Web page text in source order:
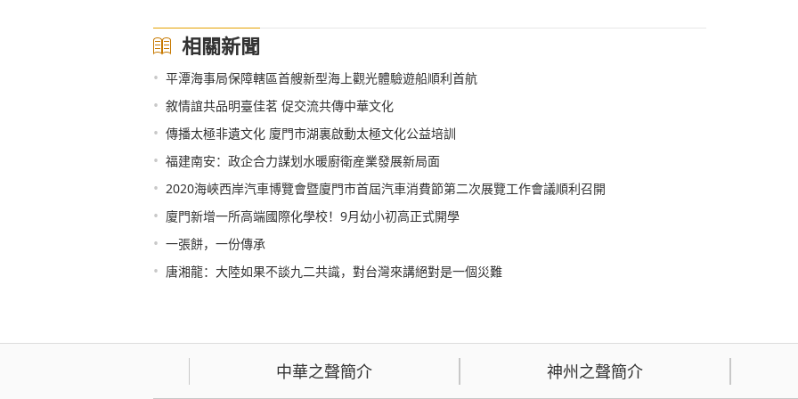
相關新聞
• 平潭海事局保障轄區首艘新型海上觀光體驗遊船順利首航
• 敘情誼共品明臺佳茗 促交流共傳中華文化
• 傳播太極非遺文化 廈門市湖裏啟動太極文化公益培訓
• 福建南安：政企合力謀划水暖廚衛産業發展新局面
• 2020海峽西岸汽車博覽會暨廈門市首屆汽車消費節第二次展覽工作會議順利召開
• 廈門新增一所高端國際化學校！9月幼小初高正式開學
• 一張餅，一份傳承
• 唐湘龍：大陸如果不談九二共識，對台灣來講絕對是一個災難
中華之聲簡介 神州之聲簡介